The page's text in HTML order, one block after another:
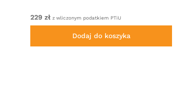
229 zł z wliczonym podatkiem PTiU
Dodaj do koszyka